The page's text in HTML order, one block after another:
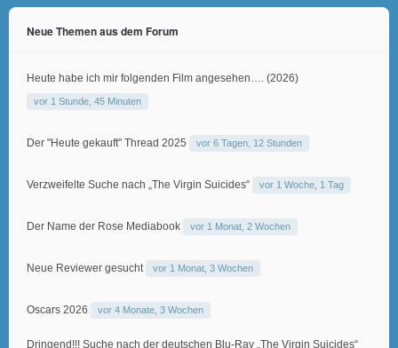
Neue Themen aus dem Forum
Heute habe ich mir folgenden Film angesehen…. (2026)
vor 1 Stunde, 45 Minuten
Der "Heute gekauft" Thread 2025 vor 6 Tagen, 12 Stunden
Verzweifelte Suche nach „The Virgin Suicides“ vor 1 Woche, 1 Tag
Der Name der Rose Mediabook vor 1 Monat, 2 Wochen
Neue Reviewer gesucht vor 1 Monat, 3 Wochen
Oscars 2026 vor 4 Monate, 3 Wochen
Dringend!!! Suche nach der deutschen Blu-Ray „The Virgin Suicides“